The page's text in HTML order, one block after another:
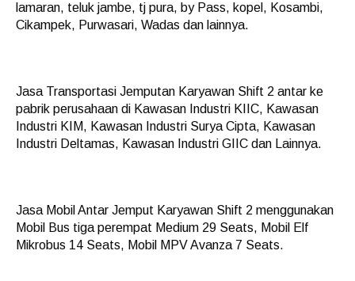
lamaran, teluk jambe, tj pura, by Pass, kopel, Kosambi,
Cikampek, Purwasari, Wadas dan lainnya.
Jasa Transportasi Jemputan Karyawan Shift 2 antar ke
pabrik perusahaan di Kawasan Industri KIIC, Kawasan
Industri KIM, Kawasan Industri Surya Cipta, Kawasan
Industri Deltamas, Kawasan Industri GIIC dan Lainnya.
Jasa Mobil Antar Jemput Karyawan Shift 2 menggunakan
Mobil Bus tiga perempat Medium 29 Seats, Mobil Elf
Mikrobus 14 Seats, Mobil MPV Avanza 7 Seats.